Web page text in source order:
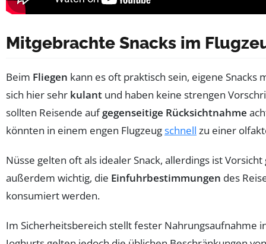
Mitgebrachte Snacks im
Beim Fliegen kann es oft praktisch sein, eigene
sich hier sehr kulant und haben keine strengen
sollten Reisende aufgegenseitige Rücksichtnahme
könnten in einem engen Flugzeugschnell zu einer
Nüsse gelten oft als idealer Snack, allerdings ist
außerdem wichtig, die Einfuhrbestimmungen des
konsumiert werden.
Im Sicherheitsbereich stellt fester Nahrungsaufnahme